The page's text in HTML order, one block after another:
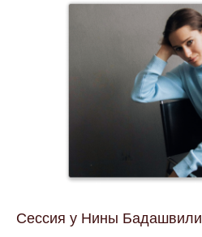
Сессия у Нины Бадашвили